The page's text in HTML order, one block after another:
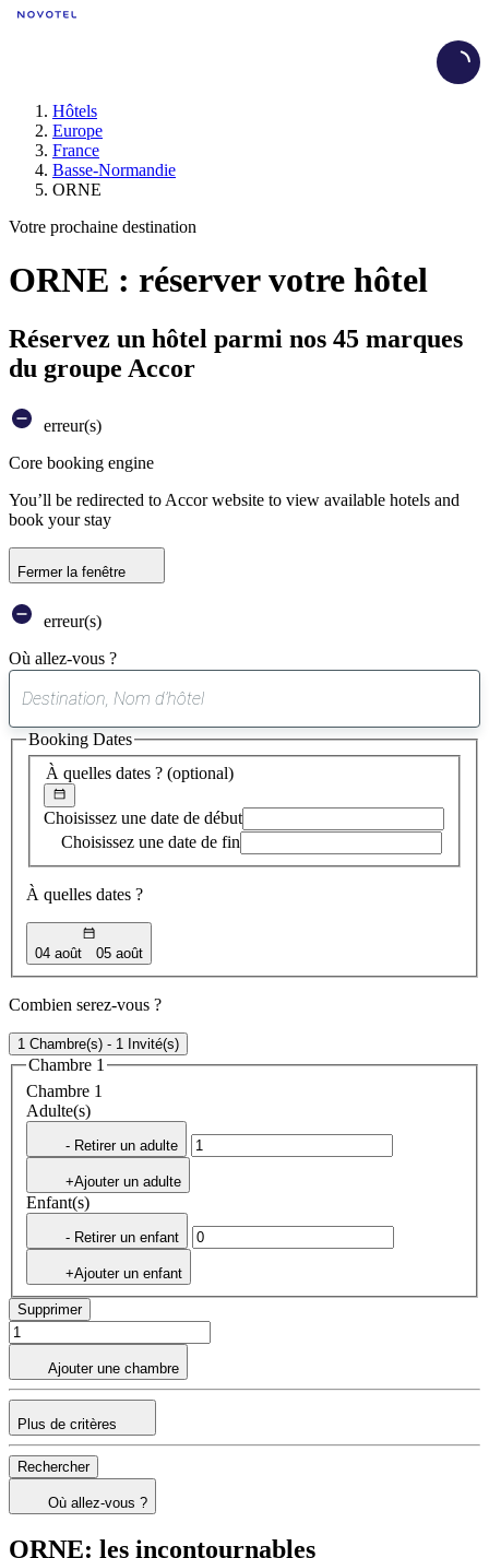
Hôtels
Europe
France
Basse-Normandie
ORNE
Votre prochaine destination
ORNE : réserver votre hôtel
Réservez un hôtel parmi nos 45 marques
du groupe Accor
erreur(s)
Core booking engine
You’ll be redirected to Accor website to view available hotels and
book your stay
Fermer la fenêtre
erreur(s)
Où allez-vous ?
suggestion
trouvée
À quelles dates ? (optional)
Choisissez une date de début
Choisissez une date de fin
À quelles dates ?
04 août 05 août
Booking Dates
Combien serez-vous ?
1 Chambre(s) - 1 Invité(s)
Chambre 1
Chambre 1
Adulte(s)
- Retirer un adulte
+Ajouter un adulte
Enfant(s)
- Retirer un enfant
+Ajouter un enfant
Supprimer
Ajouter une chambre
Plus de critères
Rechercher
Où allez-vous ?
ORNE: les incontournables